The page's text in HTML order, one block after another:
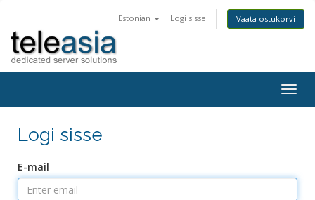
Estonian Logi sisse Vaata ostukorvi
Logi sisse
E-mail